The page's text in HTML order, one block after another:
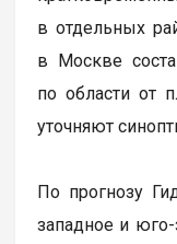
в отдельных
в Москве
по области от
уточняют
По прогнозу
западное и юго-